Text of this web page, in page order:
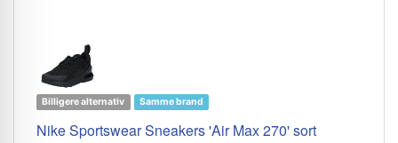
Billigere alternativ Samme brand
Nike Sportswear Sneakers 'Air Max 270' sort